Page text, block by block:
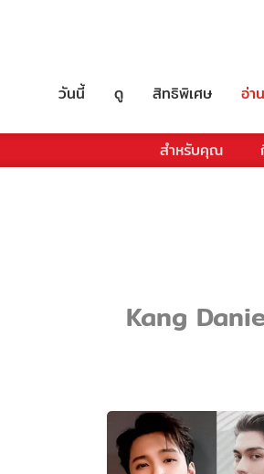
วันนี้ ดู สิทธิพิเศษ อ่าน
สำหรับคุณ
Kang